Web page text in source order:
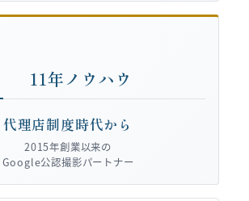
11年ノウハウ
代理店制度時代から
2015年創業以来の
Google公認撮影パートナー